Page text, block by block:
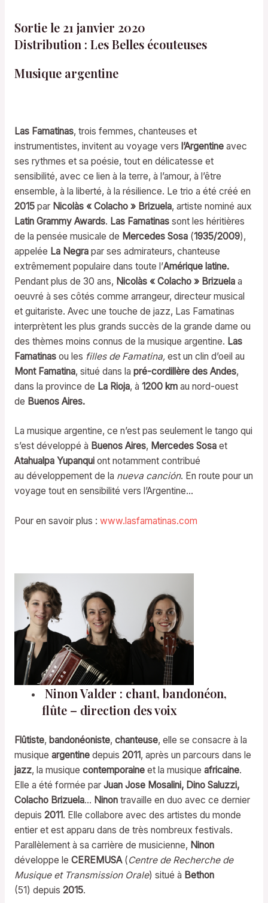
Sortie le 21 janvier 2020
Distribution : Les Belles écouteuses
Musique argentine
Las Famatinas, trois femmes, chanteuses et
instrumentistes, invitent au voyage vers l’Argentineavec
ses rythmes et sa poésie, tout en délicatesse et
sensibilité, avec ce lien à la terre, à l’amour, à l’être
ensemble, à la liberté, à la résilience. Le trio a été créé en
2015par Nicolàs « Colacho » Brizuela, artiste nominé aux
Latin Grammy Awards. Las Famatinassont les héritières
de la pensée musicale de Mercedes Sosa(1935/2009),
appelée La Negrapar ses admirateurs, chanteuse
extrêmement populaire dans toute l’Amérique latine.
Pendant plus de 30 ans, Nicolàs « Colacho » Brizuelaa
oeuvré à ses côtés comme arrangeur, directeur musical
et guitariste. Avec une touche de jazz, Las Famatinas
interprètent les plus grands succès de la grande dame ou
des thèmes moins connus de la musique argentine. Las
Famatinasou les filles de Famatina,est un clin d’oeil au
Mont Famatina, situé dans la pré-cordillère des Andes,
dans la province de La Rioja, à 1200 kmau nord-ouest
de Buenos Aires.
La musique argentine, ce n’est pas seulement le tango qui
s’est développé à Buenos Aires, Mercedes Sosaet
Atahualpa Yupanquiont notamment contribué
au développement de la nueva canción. En route pour un
voyage tout en sensibilité vers l’Argentine…
Pour en savoir plus : www.lasfamatinas.com
Ninon Valder : chant, bandonéon,
flûte – direction des voix
Flûtiste, bandonéoniste, chanteuse, elle se consacre à la
musique argentinedepuis 2011, après un parcours dans le
jazz, la musique contemporaineet la musique africaine.
Elle a été formée par Juan Jose Mosalini, Dino Saluzzi,
Colacho Brizuela… Ninontravaille en duo avec ce dernier
depuis 2011. Elle collabore avec des artistes du monde
entier et est apparu dans de très nombreux festivals.
Parallèlement à sa carrière de musicienne, Ninon
développe le CEREMUSA(Centre de Recherche de
Musique et Transmission Orale) situé à Bethon
(51) depuis 2015.